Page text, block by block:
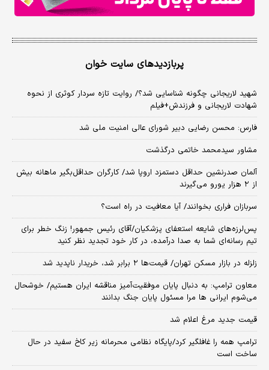
پربازدیدهای سایت خوان
شهید لاریجانی چگونه شناسایی شد؟/ روایت تازه سردار کوثری از نحوه
شهادت لاریجانی و فرزندش+فیلم
فارس: محسن رضایی دبیر شورای عالی امنیت ملی شد
مشاور سیدمحمد خاتمی درگذشت
آلمان صدرنشین حداقل دستمزد اروپا شد/ کارگران حداقل‌بگیر ماهانه بیش
از ۲ هزار یورو می‌گیرند
سربازان فراری بخوانند/ آیا معافیت در راه است؟
پس‌لرزه‌های شایعه استعفای پزشکیان/آقای رئیس جمهور! زنگ خطر برای
تیم رسانه‌ای شما به صدا درآمده، در کار خود تجدید نظر کنید
زلزله در بازار مسکن تهران/ قیمت‌ها ۲ برابر شد، خریدار ناپدید شد
معاون ترامپ: به دنبال پایان موفقیت‌آمیز مناقشه ایران هستیم/ خوشحال
می‌شوم ایرانی ها مرا مسئول پایان جنگ بدانند
قیمت جدید مرغ اعلام شد
ترامپ همه را غافلگیر کرد/پایگاه نظامی محرمانه زیر کاخ سفید در حال
ساخت است